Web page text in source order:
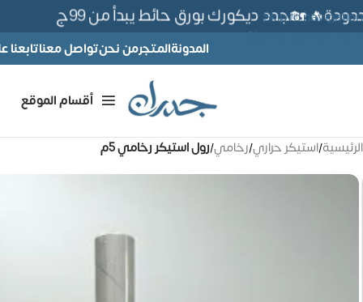
Skip to navigation
Skip to main content
🏡جدد ديكورك بورق حائط يبدأ من 99ج
المدونةالمتجرمن نحنتواصل معنا
أقسام الموقع
الرئيسية/استيكر حراري/رخامي/رول استيكر رخامي 5م